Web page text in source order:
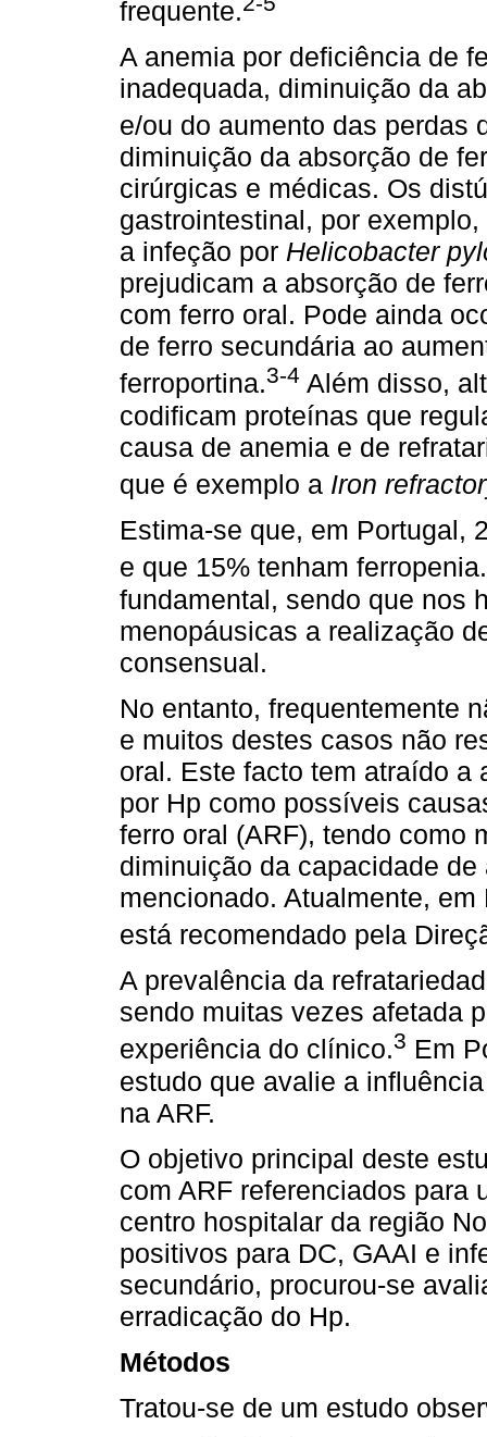
frequente.
A anemia por deficiência de
inadequada, diminuição da
e/ou do aumento das perdas
diminuição da absorção de
cirúrgicas e médicas. Os
gastrointestinal, por
a infeção por Helicobacter
prejudicam a absorção de
com ferro oral. Pode ainda
de ferro secundária ao
ferroportina.3-4 Além disso,
codificam proteínas que
causa de anemia e de
que é exemplo a Iron
Estima-se que, em Portugal,
e que 15% tenham ferropenia.
fundamental, sendo que nos
menopáusicas a realização
consensual.
No entanto, frequentemente
e muitos destes casos não
oral. Este facto tem atraído a
por Hp como possíveis
ferro oral (ARF), tendo como
diminuição da capacidade
mencionado. Atualmente,
está recomendado pela
A prevalência da
sendo muitas vezes afetada
experiência do clínico.3 Em
estudo que avalie a
na ARF.
O objetivo principal deste
com ARF referenciados para
centro hospitalar da região
positivos para DC, GAAI e
secundário, procurou-se
erradicação do Hp.
Métodos
Tratou-se de um estudo